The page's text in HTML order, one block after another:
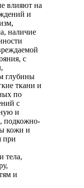
влияют на
и
наличие
с
глубины
ткани и
по
с
и
кожи и
при
тела,
и